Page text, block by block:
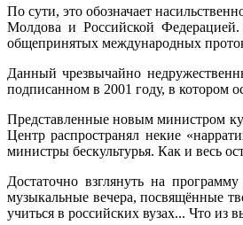
По сути, это обозначает
Молдова и Российской
общепринятых международных
Данный чрезвычайно
подписанном в 2001 году, в котором
Представленные новым министром
Центр распространял некие
министры бескультурья. Как и весь
Достаточно взглянуть на
музыкальные вечера, посвящённые
учиться в российских вузах... Что из